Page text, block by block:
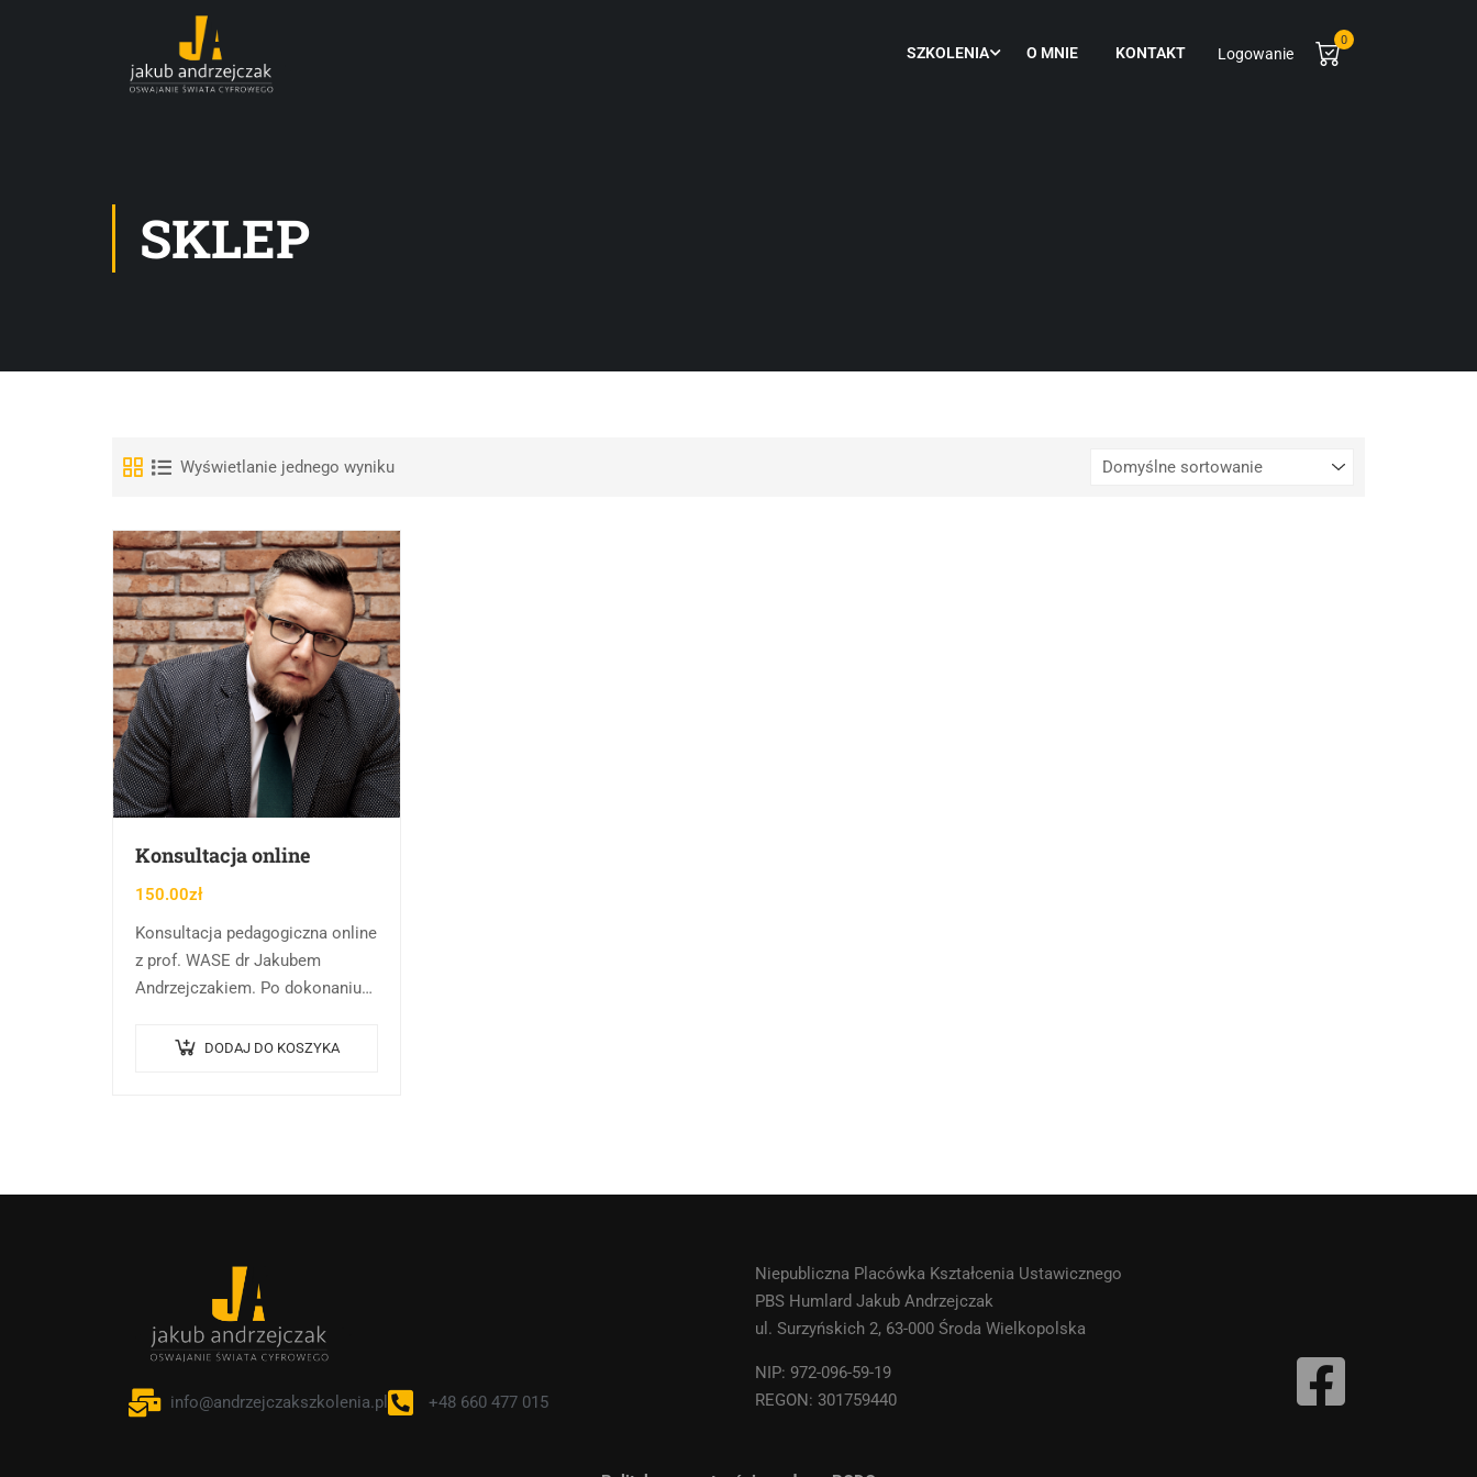
SZKOLENIA O MNIE KONTAKT Logowanie
0
SKLEP
Wyświetlanie jednego wyniku
Konsultacja online
150.00zł
Konsultacja pedagogiczna online
z prof. WASE dr Jakubem
Andrzejczakiem. Po dokonaniu
mailowy pod adresem
DODAJ DO KOSZYKA
info@andrzejczakszkolenia.pl +48 660 477 015
Niepubliczna Placówka Kształcenia Ustawicznego
PBS Humlard Jakub Andrzejczak
ul. Surzyńskich 2, 63-000 Środa Wielkopolska
NIP: 972-096-59-19
REGON: 301759440